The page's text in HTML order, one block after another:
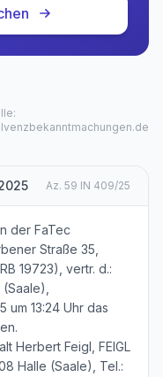
Az. 59 IN 409/25
der FaTec
Straße 35,
19723), vertr. d.:
um 13:24 Uhr das
Herbert Feigl, FEIGL
Halle (Saale), Tel.: